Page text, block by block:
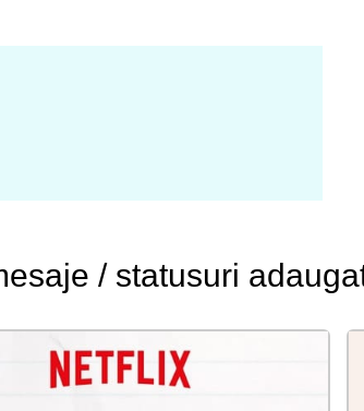
/ statusuri